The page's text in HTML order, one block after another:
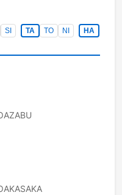
SI TA TO NI
HA